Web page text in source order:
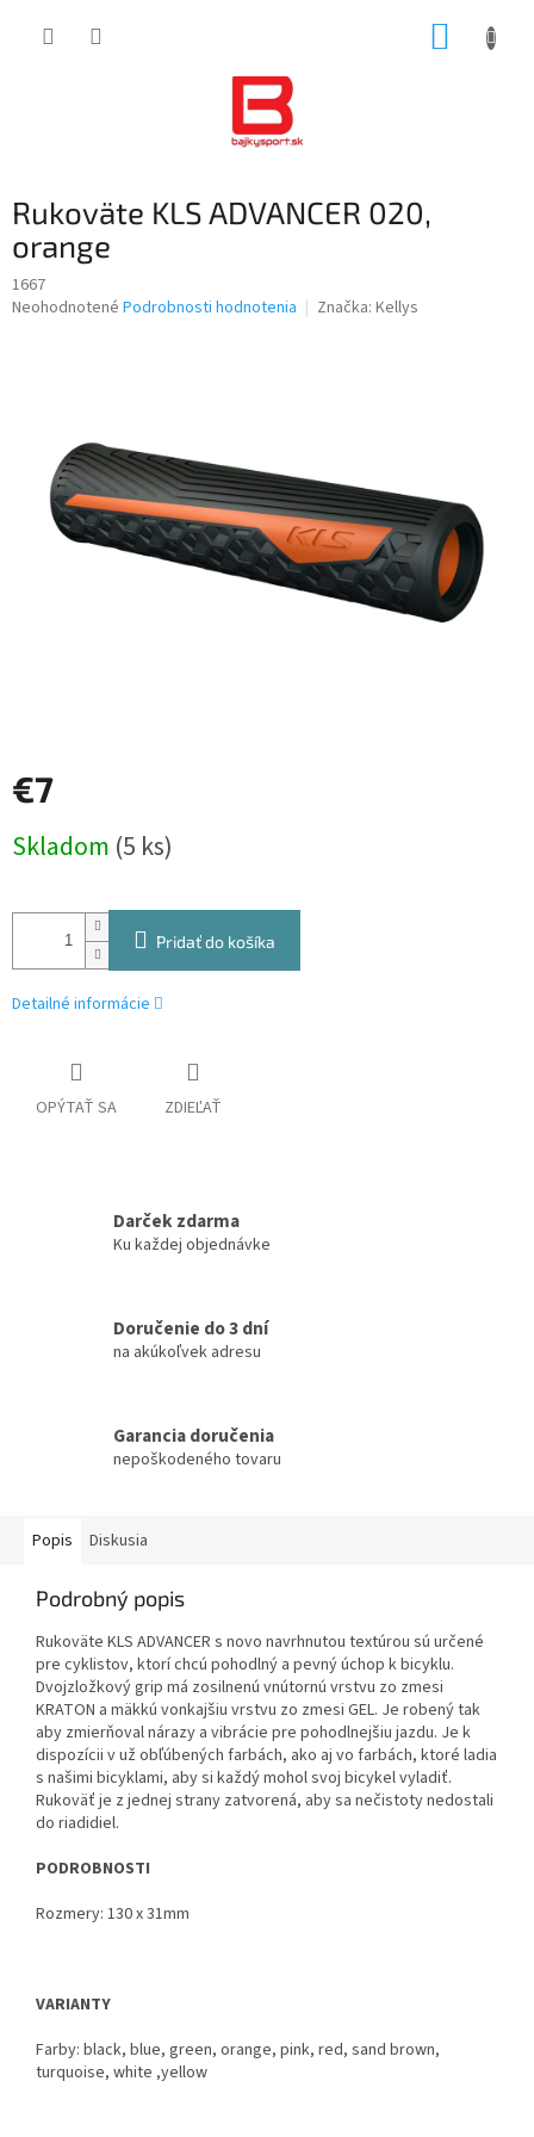
Rukoväte KLS ADVANCER 020,
orange
1667
Priemerné
hviezdičiek.
Neohodnotené Podrobnosti hodnotenia Značka: Kellys
€7
cena:
Skladom (5 ks)
Pridať do košíka
Detailné informácie
OPÝTAŤ SA ZDIEĽAŤ
Darček zdarma
Ku každej objednávke
Doručenie do 3 dní
na akúkoľvek adresu
Garancia doručenia
nepoškodeného tovaru
Popis Diskusia
Podrobný popis
Rukoväte KLS ADVANCER s novo navrhnutou textúrou sú určené
pre cyklistov, ktorí chcú pohodlný a pevný úchop k bicyklu.
Dvojzložkový grip má zosilnenú vnútornú vrstvu zo zmesi
KRATON a mäkkú vonkajšiu vrstvu zo zmesi GEL. Je robený tak
aby zmierňoval nárazy a vibrácie pre pohodlnejšiu jazdu. Je k
dispozícii v už obľúbených farbách, ako aj vo farbách, ktoré ladia
s našimi bicyklami, aby si každý mohol svoj bicykel vyladiť.
Rukoväť je z jednej strany zatvorená, aby sa nečistoty nedostali
do riadidiel.
PODROBNOSTI
Rozmery: 130 x 31mm
VARIANTY
Farby: black, blue, green, orange, pink, red, sand brown,
turquoise, white ,yellow